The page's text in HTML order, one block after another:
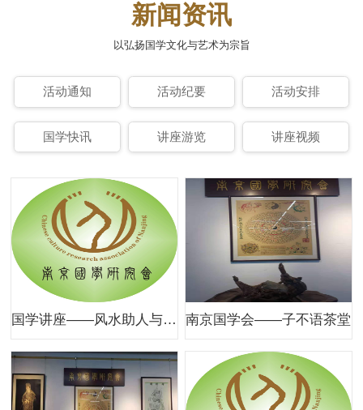
新闻资讯
以弘扬国学文化与艺术为宗旨
活动通知 活动纪要 活动安排
国学快讯 讲座游览 讲座视频
国学讲座——风水助人与弑力 南京国学会——子不语茶堂